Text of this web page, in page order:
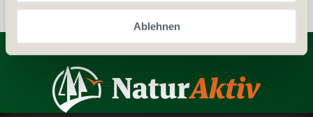
Ablehnen
Entdecken Sie weitere Produkte